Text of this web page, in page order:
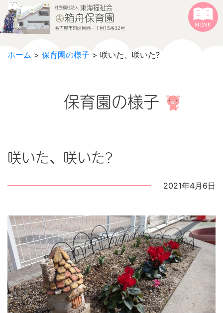
本文へジャンプする
メニューへジャンプする
社会福祉法人 東海福祉会
箱舟保育園
名古屋市南区鳥栖一丁目15番32号
ホーム > 保育園の様子 > 咲いた、咲いた?
保育園の様子
咲いた、咲いた?
2021年4月6日